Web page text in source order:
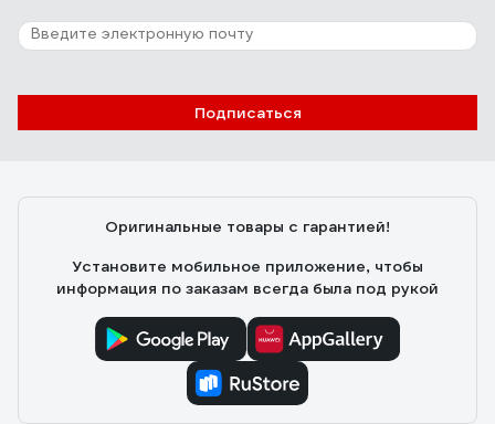
Подписаться
Оригинальные товары с гарантией!
Установите мобильное приложение, чтобы
информация по заказам всегда была под рукой